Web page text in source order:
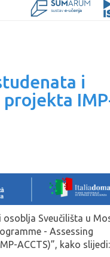
i
projekta
Sveučilišta u
- Assessing
ACCTS)”, kako slijedi: